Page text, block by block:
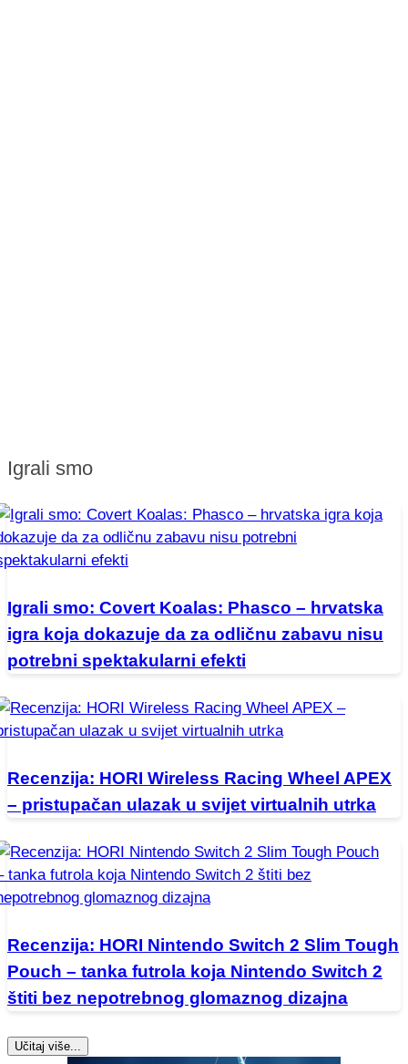
Igrali smo
Igrali smo: Covert Koalas: Phasco – hrvatska
igra koja dokazuje da za odličnu zabavu nisu
potrebni spektakularni efekti
Recenzija: HORI Wireless Racing Wheel APEX
– pristupačan ulazak u svijet virtualnih utrka
Recenzija: HORI Nintendo Switch 2 Slim Tough
Pouch – tanka futrola koja Nintendo Switch 2
štiti bez nepotrebnog glomaznog dizajna
Učitaj više...